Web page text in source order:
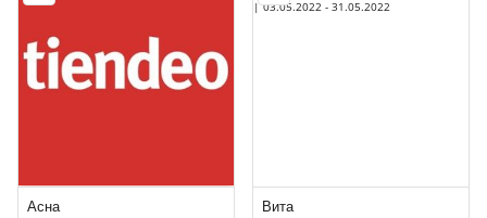
Асна Вита